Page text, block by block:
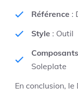
Référence :
Style : Outil
Soleplate
En conclusion,